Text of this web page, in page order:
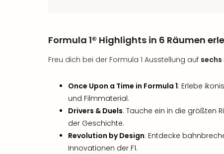
Formula 1® Highlights in 6 Räumen
Freu dich bei der Formula 1 Ausstellung auf
Once Upon a Time in Formula 1: Erlebe
und Filmmaterial.
Drivers & Duels: Tauche ein in die größten
der Geschichte.
Revolution by Design: Entdecke
Innovationen der F1.